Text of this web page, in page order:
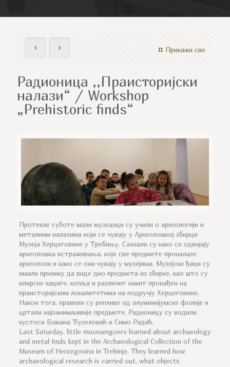
Прикажи све
Радионица ,,Праисторијски
налази“ / Workshop
„Prehistoric finds“
Протекле суботе мали музеалци су учили о археологији и
металним налазима који се чувају у Археолошкој збирци
Музеја Херцеговине у Требињу. Сазнали су како се одвијају
археолошка истраживања, које све предмете проналазе
археолози и како се они чувају у музејима. Музејски ђаци су
имали прилику да виде дио предмета из збирке, као што су
илирске кациге, копља и различит накит пронађен на
праисторијским локалитетима на подручју Херцеговине.
Након тога, правили су реплике од алуминијумске фолије и
цртали најзанимљивије предмете. Радионицу су водили
кустоси Божана Ђузеловић и Симо Радић.
Last Saturday, little museumgoers learned about archaeology
and metal finds kept in the Archaeological Collection of the
Museum of Herzegovina in Trebinje. They learned how
archaeological research is carried out, what objects